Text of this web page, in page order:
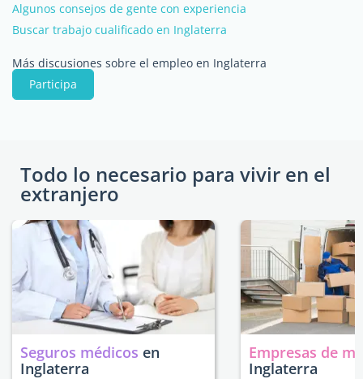
Algunos consejos de gente con experiencia
Buscar trabajo cualificado en Inglaterra
Más discusiones sobre el empleo en Inglaterra
Participa
Todo lo necesario para vivir en el
extranjero
Seguros médicos en
Inglaterra
Empresas de
Inglaterra